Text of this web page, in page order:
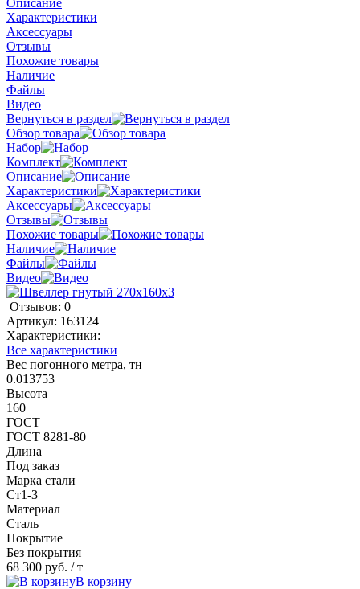
Характеристики
Аксессуары
Отзывы
Похожие товары
Наличие
Файлы
Видео
Вернуться в раздел
Обзор товара
Набор
Комплект
Описание
Характеристики
Аксессуары
Отзывы
Похожие товары
Наличие
Файлы
Видео
Отзывов: 0
Артикул: 163124
Характеристики:
Все характеристики
Вес погонного метра, тн
0.013753
Высота
160
ГОСТ
ГОСТ 8281-80
Длина
Под заказ
Марка стали
Ст1-3
Материал
Сталь
Покрытие
Без покрытия
68 300 руб. / т
В корзину